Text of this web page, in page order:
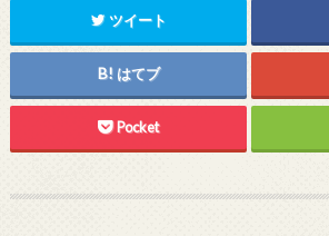
ツイート
はてブ
Pocket